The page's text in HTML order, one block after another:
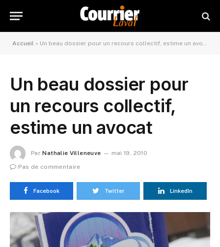
Accueil » Un beau dossier pour un recours collectif, estime un avocat
Un beau dossier pour
un recours collectif,
estime un avocat
Par Nathalie Villeneuve
mai 19, 2010
Pas de commentaire
Facebook Twitter LinkedIn